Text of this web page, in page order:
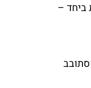
ביחד –